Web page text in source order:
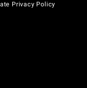
Privacy Policy